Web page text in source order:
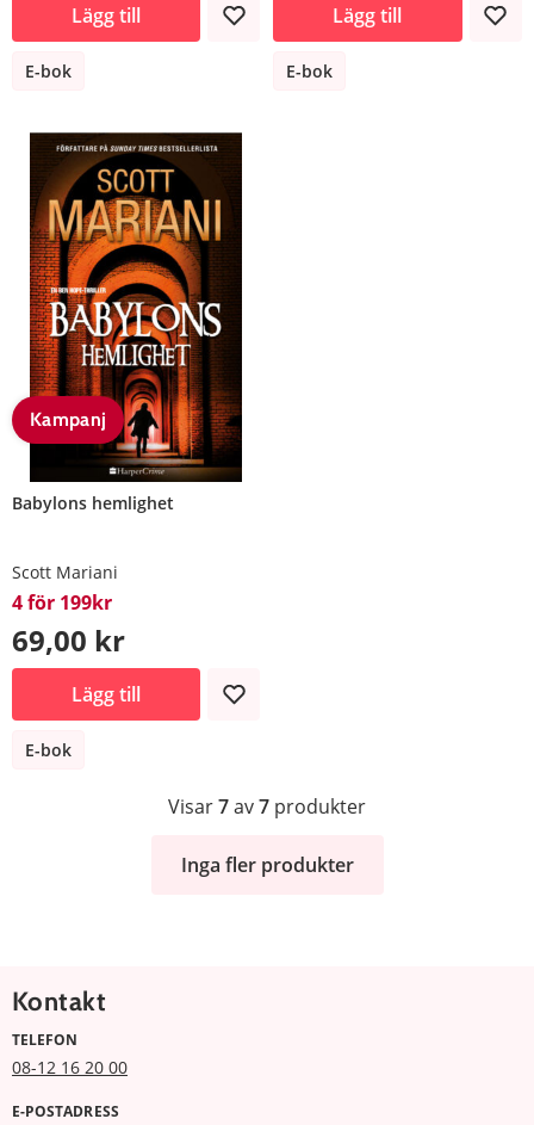
Lägg till
E-bok
Lägg till
E-bok
Kampanj
Babylons hemlighet
Scott Mariani
4 för 199kr
69,00 kr
Lägg till
E-bok
Visar7av7 produkter
Inga fler produkter
Kontakt
TELEFON
08-12 16 20 00
E-POSTADRESS